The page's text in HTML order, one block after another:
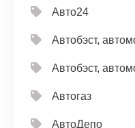
Авто24
Автобэст,
Автобэст,
Автогаз
АвтоДепо